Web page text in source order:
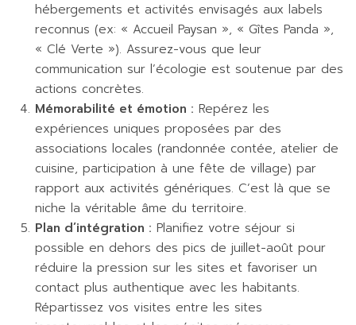
hébergements et activités envisagés aux labels
reconnus (ex: « Accueil Paysan », « Gîtes Panda »,
« Clé Verte »). Assurez-vous que leur
communication sur l’écologie est soutenue par des
actions concrètes.
Mémorabilité et émotion : Repérez les
expériences uniques proposées par des
associations locales (randonnée contée, atelier de
cuisine, participation à une fête de village) par
rapport aux activités génériques. C’est là que se
niche la véritable âme du territoire.
Plan d’intégration : Planifiez votre séjour si
possible en dehors des pics de juillet-août pour
réduire la pression sur les sites et favoriser un
contact plus authentique avec les habitants.
Répartissez vos visites entre les sites